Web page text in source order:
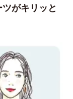
がキリッと